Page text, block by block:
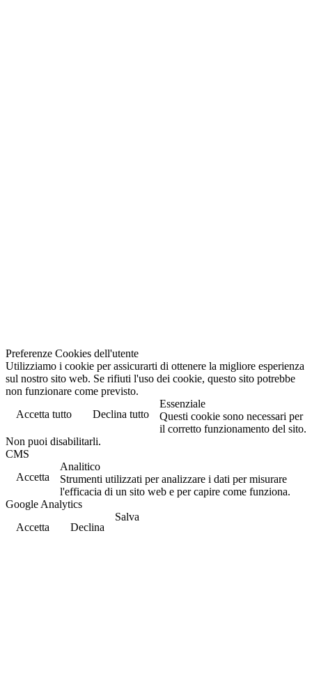
Preferenze Cookies dell'utente
Utilizziamo i cookie per assicurarti di ottenere la migliore esperienza
sul nostro sito web. Se rifiuti l'uso dei cookie, questo sito potrebbe
non funzionare come previsto.
Accetta tutto
Declina tutto
Essenziale
Questi cookie sono necessari per
il corretto funzionamento del sito.
Non puoi disabilitarli.
CMS
Accetta
Analitico
Strumenti utilizzati per analizzare i dati per misurare
l'efficacia di un sito web e per capire come funziona.
Google Analytics
Accetta
Declina
Salva